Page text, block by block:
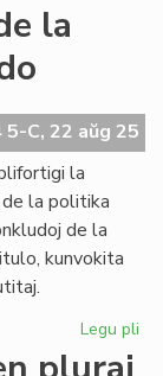
la
5-C, 22 aŭg 25
la
la politika
de la
kunvokita
Legu pli